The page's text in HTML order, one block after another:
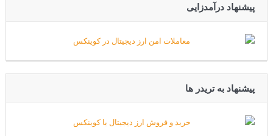
پیشنهاد درآمدزایی
پیشنهاد به تریدر ها